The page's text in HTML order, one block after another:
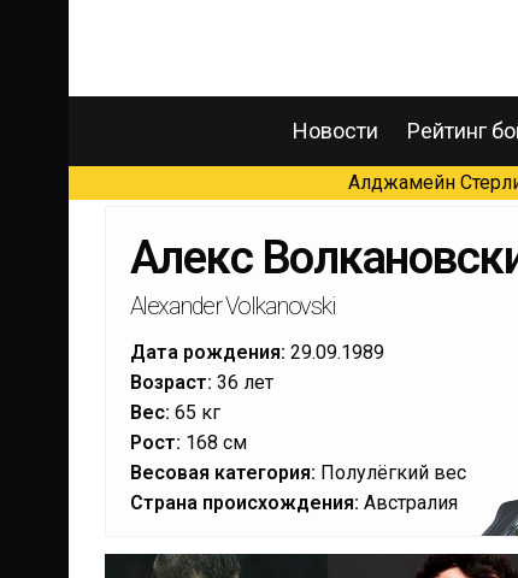
Новости Рейтинг
Алджамейн
Алекс
Alexander Volkanovski
Дата рождения: 29.09.1989
Возраст: 36 лет
Вес: 65 кг
Рост: 168 см
Весовая категория: Полулёгкий вес
Страна происхождения: Австралия